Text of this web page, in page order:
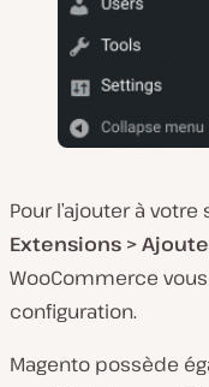
Pour l’ajouter à
Extensions >
WooCommerce
configuration.
Magento possède